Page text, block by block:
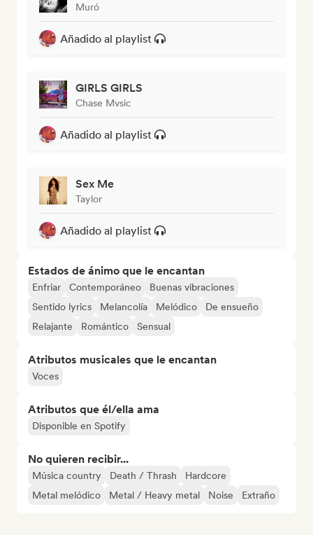
Muró
Añadido al playlist
GIRLS GIRLS
Chase Mvsic
Añadido al playlist
Sex Me
Taylor
Añadido al playlist
Estados de ánimo que le encantan
Enfriar Contemporáneo
Buenas vibraciones
Sentido lyrics
Melancolía Melódico
De ensueño
Relajante
Romántico Sensual
Atributos musicales que le encantan
Voces
Atributos que él/ella ama
Disponible en Spotify
No quieren recibir...
Música country Death / Thrash
Hardcore
Metal melódico
Metal / Heavy metal Noise Extraño